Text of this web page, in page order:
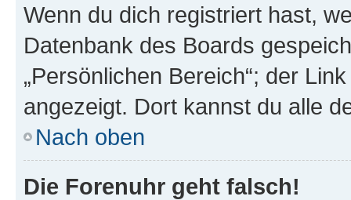
Wenn du dich registriert hast,
Datenbank des Boards
„Persönlichen Bereich“; der
angezeigt. Dort kannst du alle
Nach oben
Die Forenuhr geht falsch!